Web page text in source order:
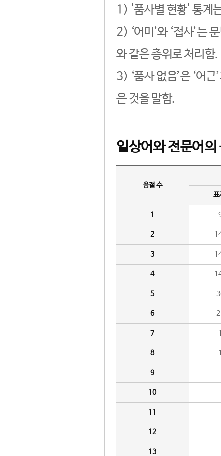
1) '품사별 현황' 통계
2) ‘어미’와 ‘접사’는
와 같은 층위로 처리함.
3) ‘품사 없음’은 ‘어
은 것을 말함.
일상어와 전문어의
음절 수
표
1
2
3
4
5
6
7
8
9
10
11
12
13